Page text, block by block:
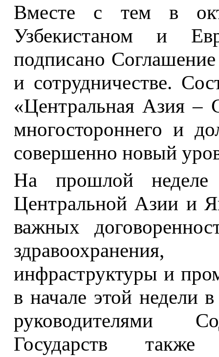
Вместе с тем в
Узбекистаном и
подписано
и сотрудничестве.
«Центральная Азия
многостороннего и
совершенно новый
На прошлой неделе
Центральной Азии и
важных
инфраструктуры и
в начале этой недели
руководителями
Государств также